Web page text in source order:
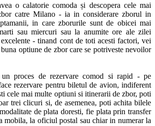
o calatorie comoda și descopera cele mai
catre Milano - ia in considerare zborul in
in care zborurile sunt de obicei mai
sau miercuri sau la anumite ore ale zilei
- tinand cont de toti acesti factori, vei
optiune de zbor care se potriveste nevoilor
un proces de rezervare comod si rapid - pe
rezervare pentru biletul de avion, indiferent
cele mai multe optiuni si itinerarii de zbor, poti
trei clicuri si, de asemenea, poti achita bilele
de plata doresti, fie plata prin transfer
mobila, la oficiul postal sau chiar in numerar la